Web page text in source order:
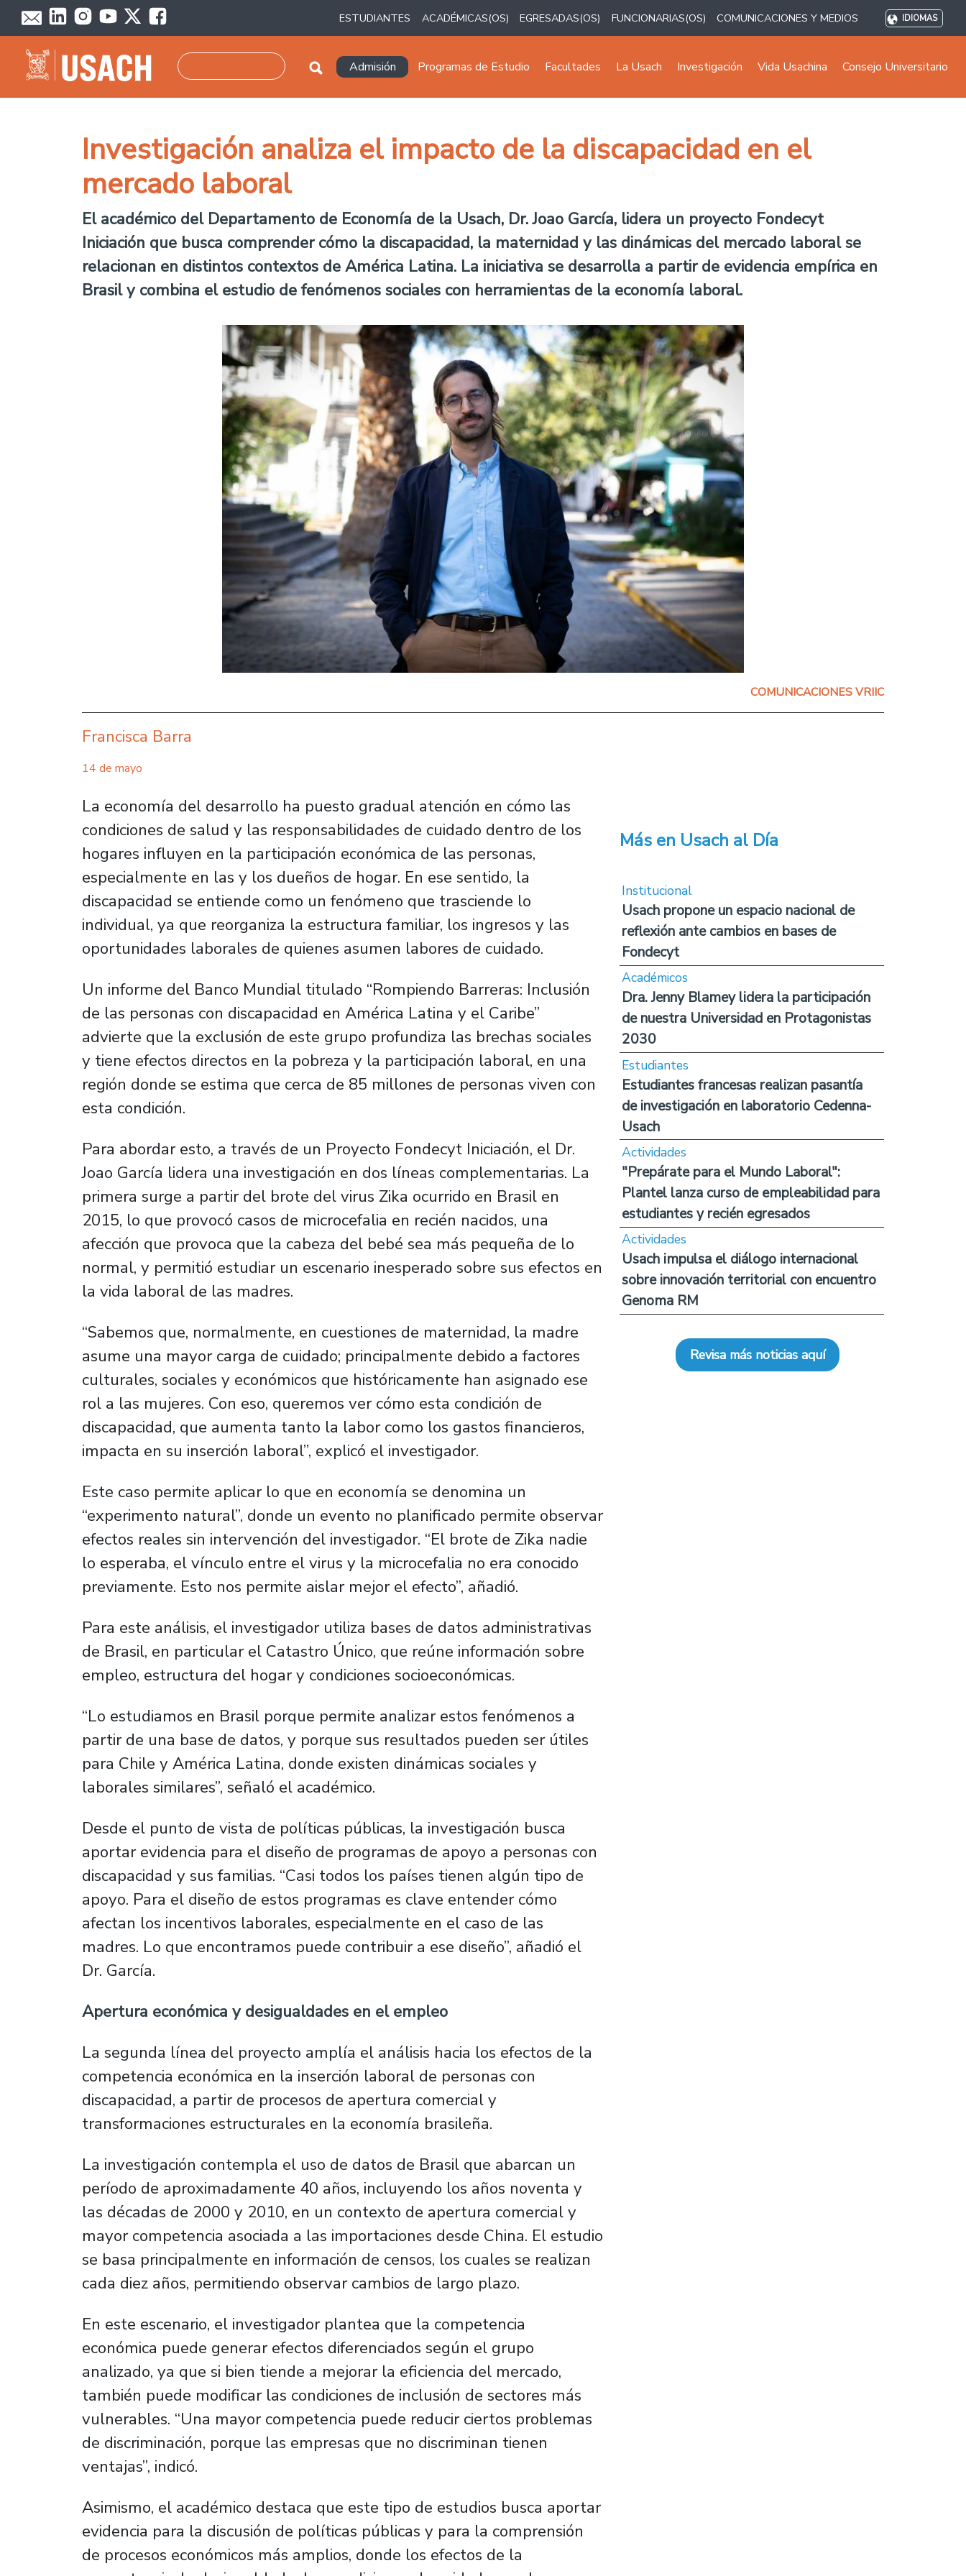
Pasar al contenido principal
ESTUDIANTES ACADÉMICAS(OS) EGRESADAS(OS) FUNCIONARIAS(OS) COMUNICACIONES Y MEDIOS IDIOMAS
Navegación principal
Admisión Programas de Estudio Facultades La Usach Investigación Vida Usachina Consejo Universitario
Investigación analiza el impacto de la discapacidad en el
mercado laboral
El académico del Departamento de Economía de la Usach, Dr. Joao García, lidera un proyecto Fondecyt
Iniciación que busca comprender cómo la discapacidad, la maternidad y las dinámicas del mercado laboral se
relacionan en distintos contextos de América Latina. La iniciativa se desarrolla a partir de evidencia empírica en
Brasil y combina el estudio de fenómenos sociales con herramientas de la economía laboral.
COMUNICACIONES VRIIC
Francisca Barra
14 de mayo
La economía del desarrollo ha puesto gradual atención en cómo las
condiciones de salud y las responsabilidades de cuidado dentro de los
hogares influyen en la participación económica de las personas,
especialmente en las y los dueños de hogar. En ese sentido, la
discapacidad se entiende como un fenómeno que trasciende lo
individual, ya que reorganiza la estructura familiar, los ingresos y las
oportunidades laborales de quienes asumen labores de cuidado.
Un informe del Banco Mundial titulado “Rompiendo Barreras: Inclusión
de las personas con discapacidad en América Latina y el Caribe”
advierte que la exclusión de este grupo profundiza las brechas sociales
y tiene efectos directos en la pobreza y la participación laboral, en una
región donde se estima que cerca de 85 millones de personas viven con
esta condición.
Para abordar esto, a través de un Proyecto Fondecyt Iniciación, el Dr.
Joao García lidera una investigación en dos líneas complementarias. La
primera surge a partir del brote del virus Zika ocurrido en Brasil en
2015, lo que provocó casos de microcefalia en recién nacidos, una
afección que provoca que la cabeza del bebé sea más pequeña de lo
normal, y permitió estudiar un escenario inesperado sobre sus efectos en
la vida laboral de las madres.
“Sabemos que, normalmente, en cuestiones de maternidad, la madre
asume una mayor carga de cuidado; principalmente debido a factores
culturales, sociales y económicos que históricamente han asignado ese
rol a las mujeres. Con eso, queremos ver cómo esta condición de
discapacidad, que aumenta tanto la labor como los gastos financieros,
impacta en su inserción laboral”, explicó el investigador.
Este caso permite aplicar lo que en economía se denomina un
“experimento natural”, donde un evento no planificado permite observar
efectos reales sin intervención del investigador. “El brote de Zika nadie
lo esperaba, el vínculo entre el virus y la microcefalia no era conocido
previamente. Esto nos permite aislar mejor el efecto”, añadió.
Para este análisis, el investigador utiliza bases de datos administrativas
de Brasil, en particular el Catastro Único, que reúne información sobre
empleo, estructura del hogar y condiciones socioeconómicas.
“Lo estudiamos en Brasil porque permite analizar estos fenómenos a
partir de una base de datos, y porque sus resultados pueden ser útiles
para Chile y América Latina, donde existen dinámicas sociales y
laborales similares”, señaló el académico.
Desde el punto de vista de políticas públicas, la investigación busca
aportar evidencia para el diseño de programas de apoyo a personas con
discapacidad y sus familias. “Casi todos los países tienen algún tipo de
apoyo. Para el diseño de estos programas es clave entender cómo
afectan los incentivos laborales, especialmente en el caso de las
madres. Lo que encontramos puede contribuir a ese diseño”, añadió el
Dr. García.
Apertura económica y desigualdades en el empleo
La segunda línea del proyecto amplía el análisis hacia los efectos de la
competencia económica en la inserción laboral de personas con
discapacidad, a partir de procesos de apertura comercial y
transformaciones estructurales en la economía brasileña.
La investigación contempla el uso de datos de Brasil que abarcan un
período de aproximadamente 40 años, incluyendo los años noventa y
las décadas de 2000 y 2010, en un contexto de apertura comercial y
mayor competencia asociada a las importaciones desde China. El estudio
se basa principalmente en información de censos, los cuales se realizan
cada diez años, permitiendo observar cambios de largo plazo.
En este escenario, el investigador plantea que la competencia
económica puede generar efectos diferenciados según el grupo
analizado, ya que si bien tiende a mejorar la eficiencia del mercado,
también puede modificar las condiciones de inclusión de sectores más
vulnerables. “Una mayor competencia puede reducir ciertos problemas
de discriminación, porque las empresas que no discriminan tienen
ventajas”, indicó.
Asimismo, el académico destaca que este tipo de estudios busca aportar
evidencia para la discusión de políticas públicas y para la comprensión
de procesos económicos más amplios, donde los efectos de la
Más en Usach al Día
Institucional
Usach propone un espacio nacional de
reflexión ante cambios en bases de
Fondecyt
Académicos
Dra. Jenny Blamey lidera la participación
de nuestra Universidad en Protagonistas
2030
Estudiantes
Estudiantes francesas realizan pasantía
de investigación en laboratorio Cedenna-
Usach
Actividades
"Prepárate para el Mundo Laboral":
Plantel lanza curso de empleabilidad para
estudiantes y recién egresados
Actividades
Usach impulsa el diálogo internacional
sobre innovación territorial con encuentro
Genoma RM
Revisa más noticias aquí